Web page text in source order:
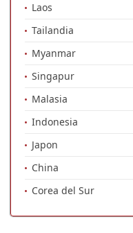
Laos
Tailandia
Myanmar
Singapur
Malasia
Indonesia
Japon
China
Corea del Sur